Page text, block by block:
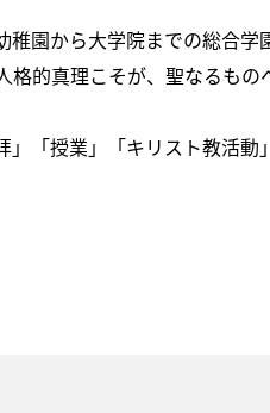
園から大学院までの総合学
的真理こそが、聖なるも
「授業」「キリスト教活動